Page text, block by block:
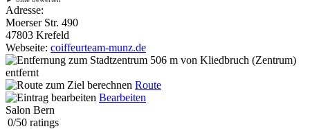
Adresse:
Moerser Str. 490
47803 Krefeld
Webseite: coiffeurteam-munz.de
506 m von Kliedbruch (Zentrum)
entfernt
Route
Bearbeiten
Salon Bern
0/50 ratings